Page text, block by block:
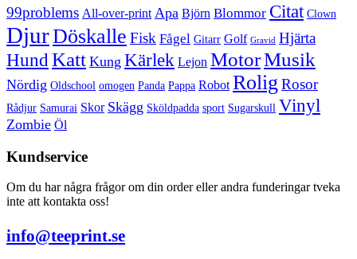
väljas
produktsidan
99problems All-over-print Apa Björn Blommor Citat Clown
DjurDöskalle Fisk Fågel Gitarr Golf Gravid Hjärta
Hund Katt Kung Kärlek Lejon MotorMusik
Nördig Oldschool omogen Panda Pappa Robot Rolig Rosor
Rådjur Samurai Skor Skägg Sköldpadda sport Sugarskull Vinyl
Zombie Öl
Kundservice
Om du har några frågor om din order eller andra funderingar tveka
inte att kontakta oss!
info@teeprint.se